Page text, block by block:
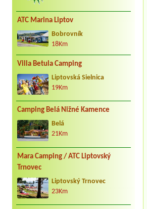
ATC Marina Liptov
Bobrovník
18Km
Villa Betula Camping
Liptovská Sielnica
19Km
Camping Belá Nižné Kamence
Belá
21Km
Mara Camping / ATC Liptovský
Trnovec
Liptovský Trnovec
23Km